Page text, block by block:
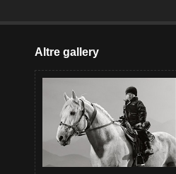
Altre gallery